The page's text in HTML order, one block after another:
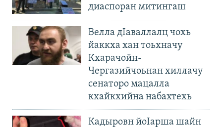
диаспоран митингаш
Велла дIаваллалц чохь
йаккха хан тоьхначу
Кхарачойн-
Чергазийчоьнан хиллачу
сенаторо мацалла
кхайкхийна набахтехь
Кадыровн йоIарша шайн